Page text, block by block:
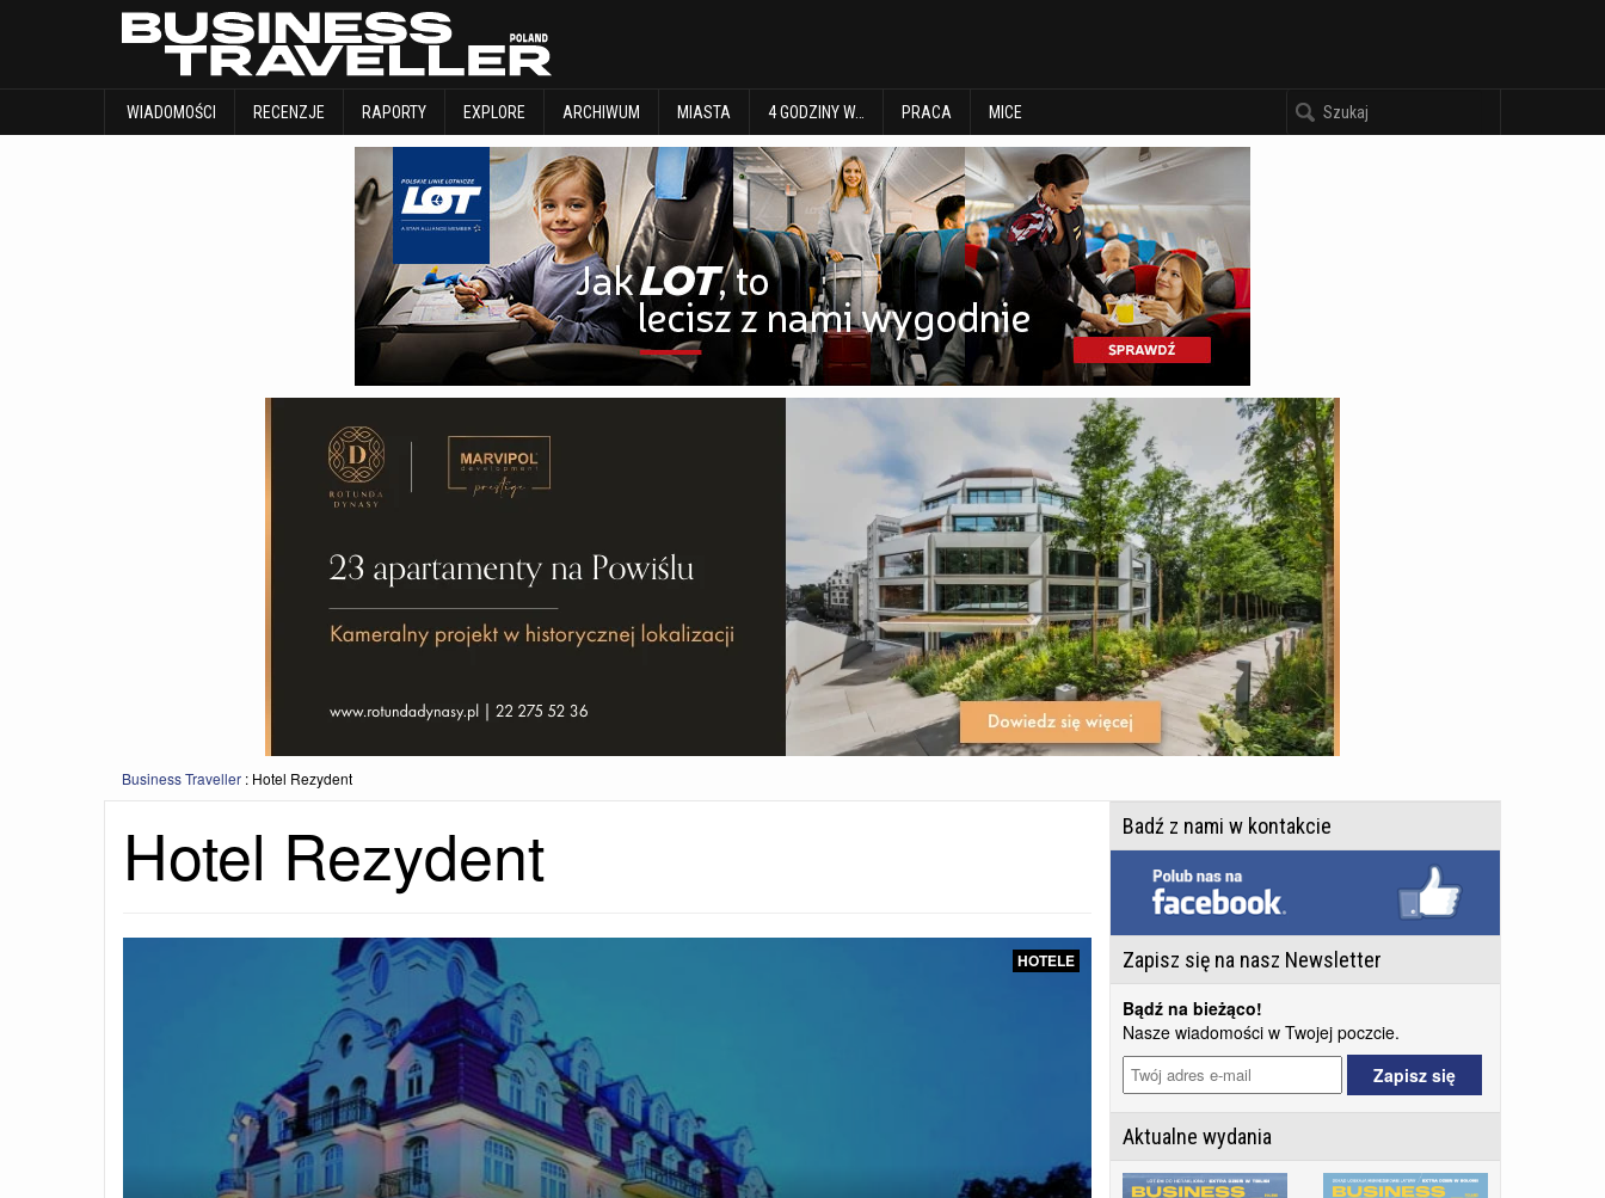
WIADOMOŚCI RECENZJE RAPORTY EXPLORE ARCHIWUM MIASTA 4 GODZINY W… PRACA MICE
WIADOMOŚCI RECENZJE
Business Traveller : Hotel Rezydent
Hotel Rezydent
HOTELE
Badź z nami w kontakcie
Zapisz się na nasz Newsletter
Bądź na bieżąco!
Nasze wiadomości w Twojej poczcie.
Aktualne wydania